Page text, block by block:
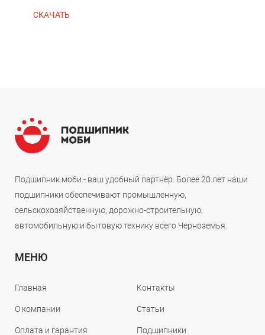
СКАЧАТЬ
Подшипник.моби - ваш удобный партнёр. Более 20 лет наши
подшипники обеспечивают промышленную,
сельскохозяйственную, дорожно-строительную,
автомобильную и бытовую технику всего Черноземья.
МЕНЮ
Главная
О компании
Оплата и гарантия
Контакты
Статьи
Подшипники